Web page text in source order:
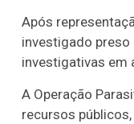
Após
investigado preso
investigativas em
A Operação
recursos